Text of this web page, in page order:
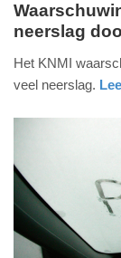
dinsdag,
-
Update:
09-
04-
2025
neerslag
Het KNMI
veel neerslag.